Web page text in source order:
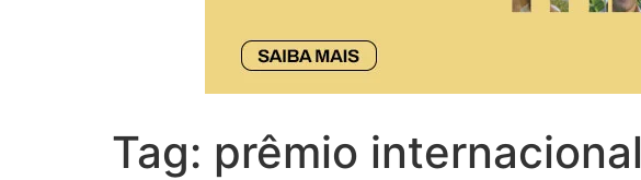
Tag: prêmio internacional